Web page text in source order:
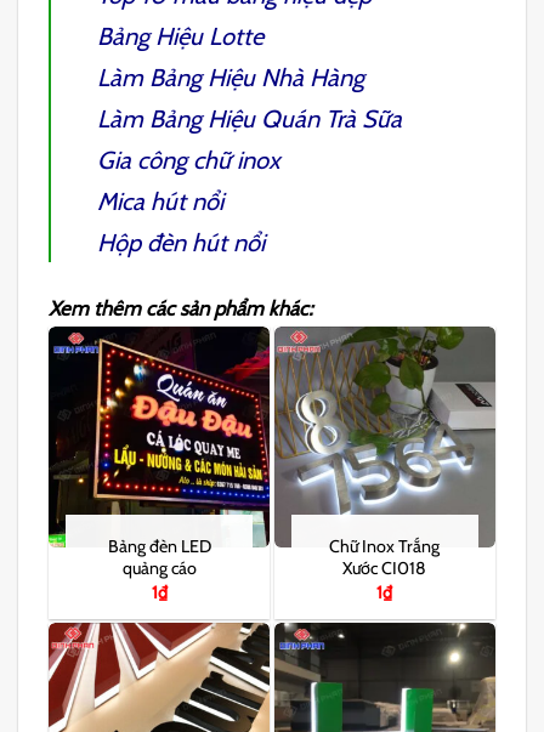
Bảng Hiệu Lotte
Làm Bảng Hiệu Nhà Hàng
Làm Bảng Hiệu Quán Trà Sữa
Gia công chữ inox
Mica hút nổi
Hộp đèn hút nổi
Xem thêm các sản phẩm khác:
Bảng đèn LED
quảng cáo
1₫
Chữ Inox Trắng
Xước CI018
1₫